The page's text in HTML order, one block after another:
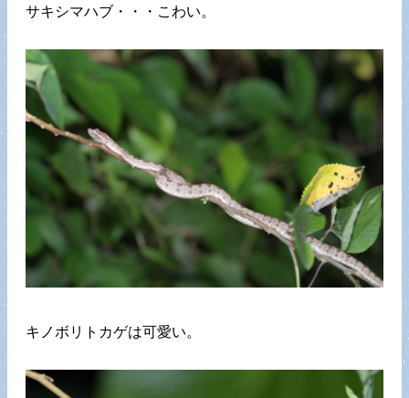
サキシマハブ・・・こわい。
キノボリトカゲは可愛い。